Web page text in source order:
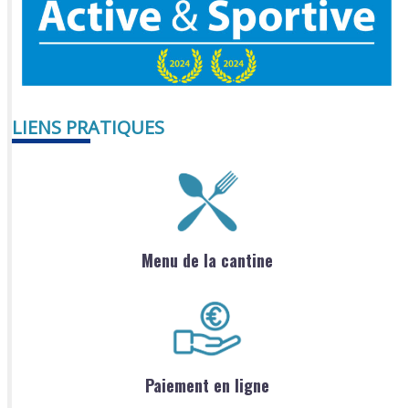
LIENS PRATIQUES
Menu de la cantine
Paiement en ligne